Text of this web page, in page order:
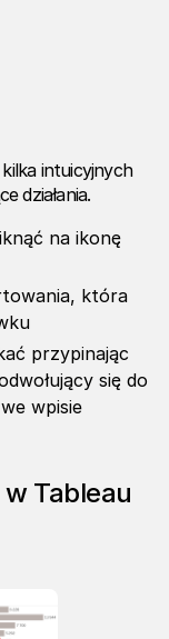
intuicyjnych
działania.
na ikonę
która
przypinając
się do
wpisie
Tableau